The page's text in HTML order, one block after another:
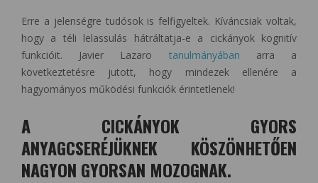
Erre a jelenségre tudósok is felfigyeltek. Kíváncsiak voltak,
hogy a téli lelassulás hátráltatja-e a cickányok kognitív
funkcióit. Javier Lazaro tanulmányában arra a
következtetésre jutott, hogy mindezek ellenére a
hagyományos működési funkciók érintetlenek!
A CICKÁNYOK GYORS
ANYAGCSERÉJÜKNEK KÖSZÖNHETŐEN
NAGYON GYORSAN MOZOGNAK.